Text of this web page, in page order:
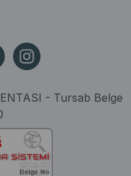
- Tursab Belge